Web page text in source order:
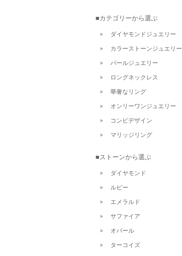
■カテゴリーから選ぶ
ダイヤモンドジュエリー
カラーストーンジュエリー
パールジュエリー
ロングネックレス
華奢なリング
オンリーワンジュエリー
コンビデザイン
マリッジリング
■ストーンから選ぶ
ダイヤモンド
ルビー
エメラルド
サファイア
オパール
ターコイズ